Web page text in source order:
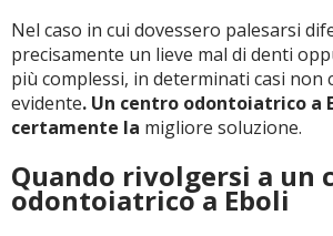
Nel caso in cui dovessero palesarsi
precisamente un lieve mal di denti
più complessi, in determinati casi non
evidente. Un centro odontoiatrico a
certamente la migliore soluzione.
Quando rivolgersi a un
odontoiatrico a Eboli